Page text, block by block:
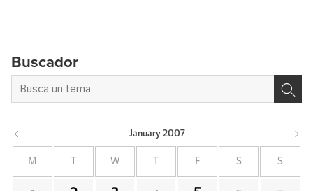
Buscador
January 2007
M W F S S